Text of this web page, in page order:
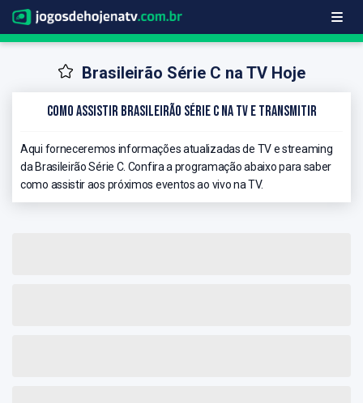
Brasileirão Série C na TV Hoje
Como Assistir Brasileirão Série C na TV e Transmitir
Aqui forneceremos informações atualizadas de TV e streaming
da Brasileirão Série C. Confira a programação abaixo para saber
como assistir aos próximos eventos ao vivo na TV.